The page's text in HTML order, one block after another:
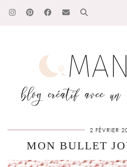
2 FÉVRIER
MON BULLET